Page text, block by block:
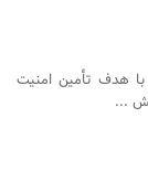
هدف تأمین امنیت
...